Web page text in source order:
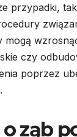
przypadki,
mogą
czy
poprzez
ząb